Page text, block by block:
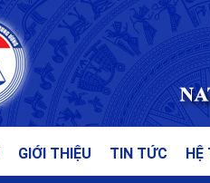
GIỚI THIỆU TIN TỨC HỆ